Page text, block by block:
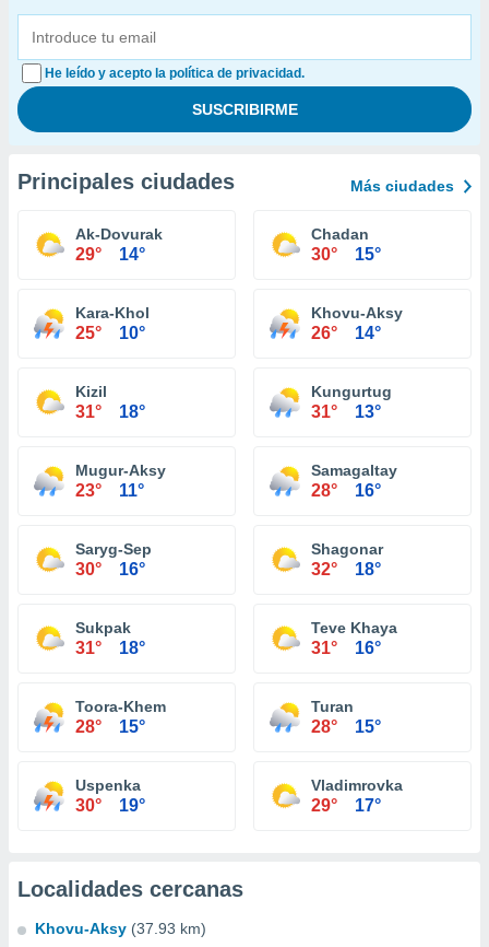
He leído y acepto la política de privacidad.
Principales ciudades Más ciudades
Ak-Dovurak
29° 14°
Chadan
30° 15°
Kara-Khol
25° 10°
Khovu-Aksy
26° 14°
Kizil
31° 18°
Kungurtug
31° 13°
Mugur-Aksy
23° 11°
Samagaltay
28° 16°
Saryg-Sep
30° 16°
Shagonar
32° 18°
Sukpak
31° 18°
Teve Khaya
31° 16°
Toora-Khem
28° 15°
Turan
28° 15°
Uspenka
30° 19°
Vladimrovka
29° 17°
Localidades cercanas
Khovu-Aksy (37.93 km)